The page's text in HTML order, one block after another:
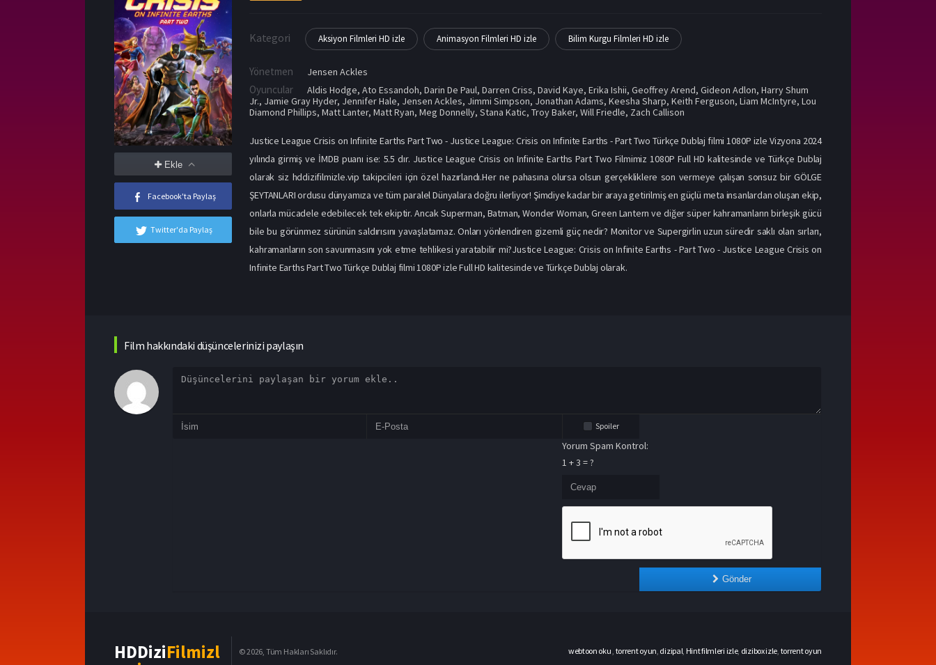
Ekle
Facebook'ta Paylaş
Twitter'da Paylaş
Kategori Aksiyon Filmleri HD izle Animasyon Filmleri HD izle Bilim Kurgu Filmleri HD izle
Yönetmen Jensen Ackles
Oyuncular Aldis Hodge,Ato Essandoh,Darin De Paul,Darren Criss,David Kaye,Erika Ishii,Geoffrey Arend,Gideon Adlon,Harry Shum
Jr., Jamie Gray Hyder, Jennifer Hale, Jensen Ackles, Jimmi Simpson, Jonathan Adams,Keesha Sharp,Keith Ferguson,Liam McIntyre,Lou
Diamond Phillips,Matt Lanter,Matt Ryan,Meg Donnelly,Stana Katic,Troy Baker,Will Friedle, Zach Callison
Justice League Crisis on Infinite Earths Part Two - Justice League: Crisis on Infinite Earths - Part Two Türkçe Dublaj filmi 1080P izle Vizyona 2024
yılında girmiş ve İMDB puanı ise: 5.5 dır. Justice League Crisis on Infinite Earths Part Two Filmimiz 1080P Full HD kalitesinde ve Türkçe Dublaj
olarak siz hddizifilmizle.vip takipcileri için özel hazırlandı.Her ne pahasına olursa olsun gerçekliklere son vermeye çalışan sonsuz bir GÖLGE
ŞEYTANLARI ordusu dünyamıza ve tüm paralel Dünyalara doğru ilerliyor! Şimdiye kadar bir araya getirilmiş en güçlü meta insanlardan oluşan ekip,
onlarla mücadele edebilecek tek ekiptir. Ancak Superman, Batman, Wonder Woman, Green Lantern ve diğer süper kahramanların birleşik gücü
bile bu görünmez sürünün saldırısını yavaşlatamaz. Onları yönlendiren gizemli güç nedir? Monitor ve Supergirlin uzun süredir saklı olan sırları,
kahramanların son savunmasını yok etme tehlikesi yaratabilir mi?Justice League: Crisis on Infinite Earths - Part Two - Justice League Crisis on
Infinite Earths Part Two Türkçe Dublaj filmi 1080P izle Full HD kalitesinde ve Türkçe Dublaj olarak.
Film hakkındaki düşüncelerinizi paylaşın
Spoiler
Yorum Spam Kontrol:
1 + 3 = ?
Gönder
HDDiziFilmizl © 2026, Tüm Hakları Saklıdır. webtoon oku torrent oyun dizipal Hint filmleri izle, dizibox izle torrent oyun